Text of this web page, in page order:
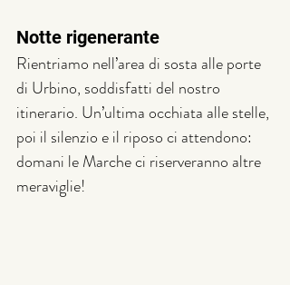
Notte rigenerante
Rientriamo nell’area di sosta alle porte
di Urbino, soddisfatti del nostro
itinerario. Un’ultima occhiata alle stelle,
poi il silenzio e il riposo ci attendono:
domani le Marche ci riserveranno altre
meraviglie!